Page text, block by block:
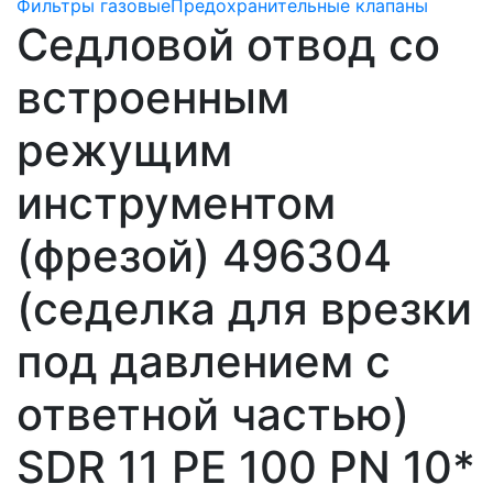
Фильтры газовыеПредохранительные клапаны
Седловой отвод со
встроенным
режущим
инструментом
(фрезой) 496304
(седелка для врезки
под давлением с
ответной частью)
SDR 11 PE 100 PN 10*